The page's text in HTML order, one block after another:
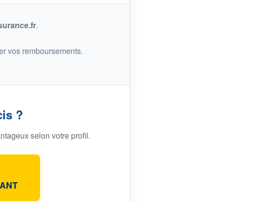
.
vos remboursements.
?
selon votre profil.